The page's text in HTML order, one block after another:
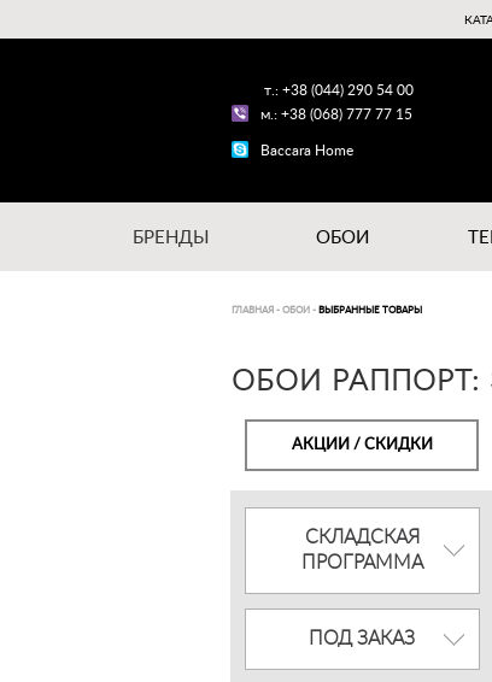
т.: +38 (044) 290 54 00
м.: +38 (068) 777 77 15
Baccara Home
БРЕНДЫ ОБОИ
ГЛАВНАЯ - ОБОИ - ВЫБРАННЫЕ ТОВАРЫ
ОБОИ РАППОРТ:
АКЦИИ / СКИДКИ
СКЛАДСКАЯ
ПРОГРАММА
ПОД ЗАКАЗ